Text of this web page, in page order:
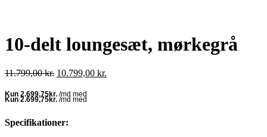
10-delt loungesæt, mørkegrå
11.799,00kr. Den
pris
var:
10.799,00 kr.
Specifikationer: